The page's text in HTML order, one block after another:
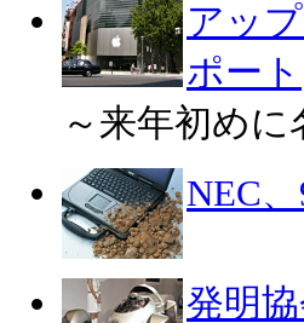
アッ
ポート
～来年初め
NEC
発明